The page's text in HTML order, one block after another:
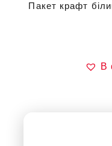
Пакет крафт
В